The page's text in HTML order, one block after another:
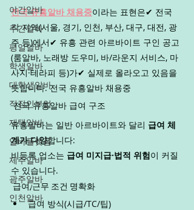
야간알바
주간알바
평일알바
학생알바
대학생알바
직장인부업
재택알바
알바플랫폼
제주알바
광주알바
인천알바
전국 유흥알바 채용중이라는 표현은✔ 전국
각 지역(서울, 경기, 인천, 부산, 대구, 대전, 광
주 등)에서✔ 유흥 관련 아르바이트 구인 공고
(룸알바, 노래방 도우미, 바/라운지 서비스, 마
사지·테라피 등)가✔ 실제로 올라오고 있음을
뜻합니다. 전국 유흥알바 채용중
전국 유흥알바 급여 구조
유흥알바는 일반 아르바이트와 달리 급여 체
계가 다양합니다:
비등록 업소는 급여 미지급·법적 위험이 커질
수 있습니다.
급여/근무 조건 명확화
급여 방식(시급/TC/팁)